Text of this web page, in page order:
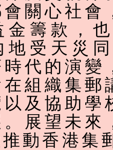
關心社會
金籌款，
地受天災
代的演變
組織集郵
及協助學
展望未來
動香港集